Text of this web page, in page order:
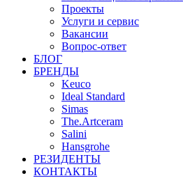
Проекты
Услуги и сервис
Вакансии
Вопрос-ответ
БЛОГ
БРЕНДЫ
Keuco
Ideal Standard
Simas
The.Artceram
Salini
Hansgrohe
РЕЗИДЕНТЫ
КОНТАКТЫ